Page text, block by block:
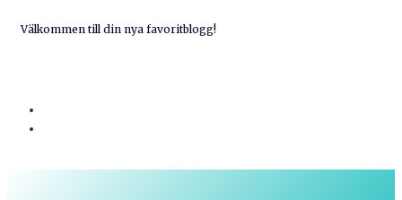
Välkommen till din nya favoritblogg!